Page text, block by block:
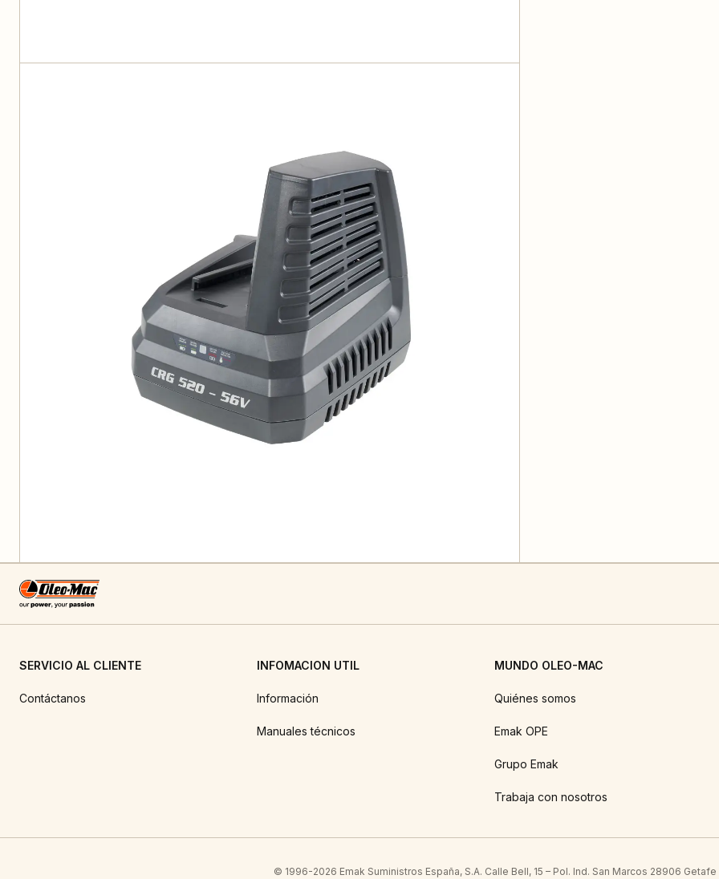
SERVICIO AL CLIENTE
Contáctanos
INFOMACION UTIL
Información
Manuales técnicos
MUNDO OLEO-MAC
Quiénes somos
Emak OPE
Grupo Emak
Trabaja con nosotros
© 1996-2026 Emak Suministros España, S.A. Calle Bell, 15 – Pol. Ind. San Marcos 28906 Getafe